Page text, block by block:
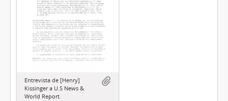
Entrevista de [Henry]
Kissinger a U.S News &
World Report.